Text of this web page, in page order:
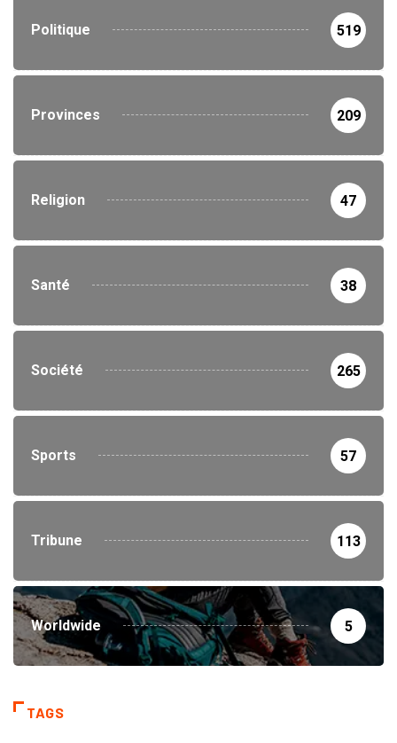
Politique 519
Provinces 209
Religion 47
Santé 38
Société 265
Sports 57
Tribune 113
Worldwide 5
TAGS